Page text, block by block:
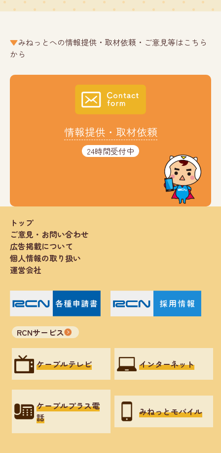
みねっとへの情報提供・取材依頼・ご意見等はこちら
から
情報提供・取材依頼
24時間受付中
トップ
ご意見・お問い合わせ
広告掲載について
個人情報の取り扱い
運営会社
RCNサービス
ケーブルテレビ インターネット
ケーブルプラス電
話
みねっとモバイル